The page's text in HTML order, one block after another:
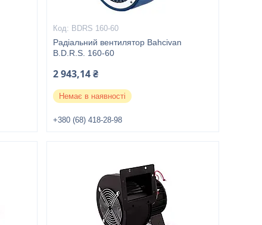
BDRS 160-60
Радіальний вентилятор Bahcivan
B.D.R.S. 160-60
2 943,14 ₴
Немає в наявності
+380 (68) 418-28-98